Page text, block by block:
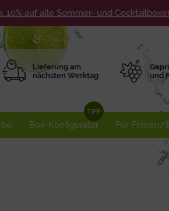
10% auf alle Sommer- und
Lieferung am
nächsten Werktag
und
Box-Konfigurator Für Firmen/